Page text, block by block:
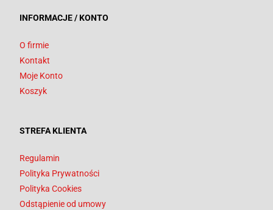
INFORMACJE / KONTO
O firmie
Kontakt
Moje Konto
Koszyk
STREFA KLIENTA
Regulamin
Polityka Prywatności
Polityka Cookies
Odstąpienie od umowy